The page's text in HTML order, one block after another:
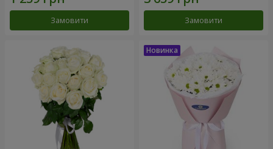
Замовити Замовити